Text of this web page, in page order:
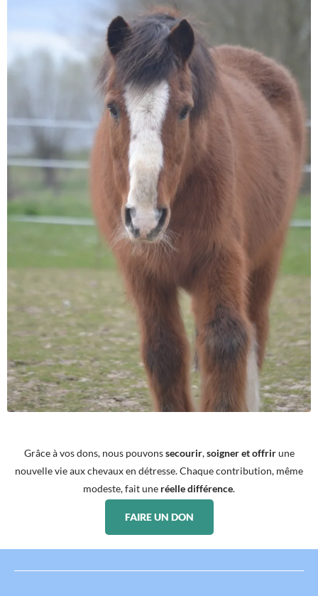
Grâce à vos dons, nous pouvonssecourir,soigner et offrirune
nouvelle vie aux chevaux en détresse. Chaque contribution, même
modeste, fait une réelle différence.
FAIRE UN DON